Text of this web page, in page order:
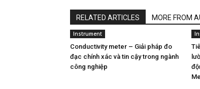
RELATED ARTICLES MORE FROM
Instrument
Conductivity meter – Giải pháp đo
đạc chính xác và tin cậy trong ngành
công nghiệp